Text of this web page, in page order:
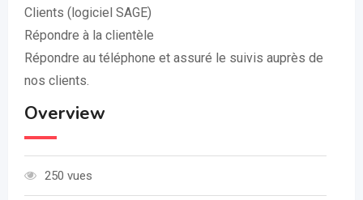
Clients (logiciel SAGE)
Répondre à la clientèle
Répondre au téléphone et assuré le suivis auprès de
nos clients.
Overview
250 vues